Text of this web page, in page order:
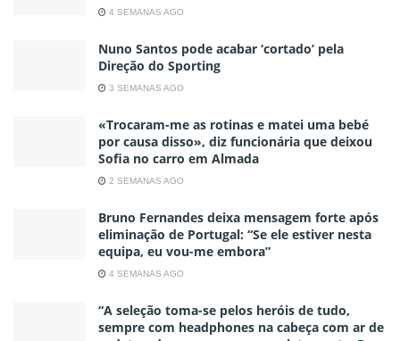
4 SEMANAS AGO
Nuno Santos pode acabar ‘cortado’ pela
Direção do Sporting
3 SEMANAS AGO
«Trocaram-me as rotinas e matei uma bebé
por causa disso», diz funcionária que deixou
Sofia no carro em Almada
2 SEMANAS AGO
Bruno Fernandes deixa mensagem forte após
eliminação de Portugal: “Se ele estiver nesta
equipa, eu vou-me embora”
4 SEMANAS AGO
“A seleção toma-se pelos heróis de tudo,
sempre com headphones na cabeça com ar de